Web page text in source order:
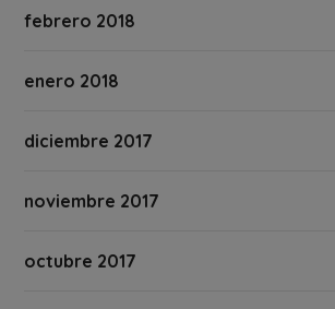
febrero 2018
enero 2018
diciembre 2017
noviembre 2017
octubre 2017